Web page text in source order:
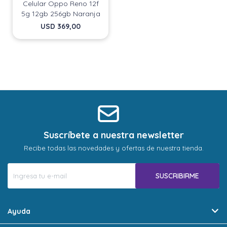
Celular Oppo Reno 12f
5g 12gb 256gb Naranja
USD 369,00
Suscríbete a nuestra newsletter
Recibe todas las novedades y ofertas de nuestra tienda.
SUSCRIBIRME
Ayuda